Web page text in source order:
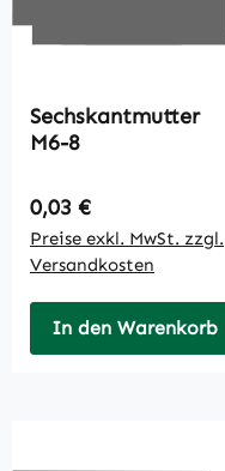
Sechskantmutter
M6-8
Regulärer Preis:
0,03 €
Preise exkl. MwSt. zzgl.
Versandkosten
In den Warenkorb